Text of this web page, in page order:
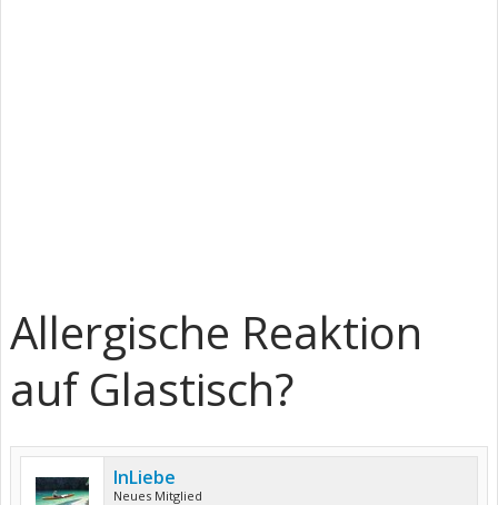
Allergische Reaktion
auf Glastisch?
InLiebe
Neues Mitglied